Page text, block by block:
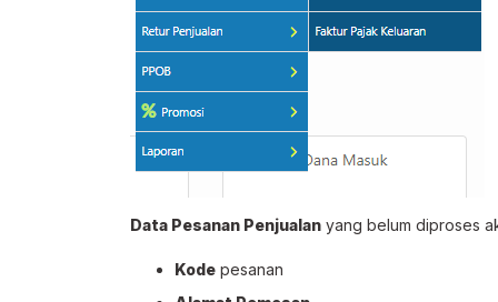
Data Pesanan Penjualan yang belum diproses
Kode pesanan